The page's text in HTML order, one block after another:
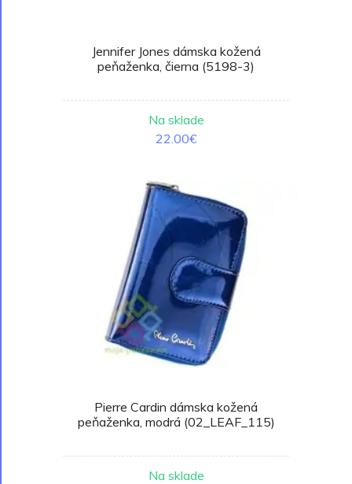
Jennifer Jones dámska kožená
peňaženka, čierna (5198-3)
Na sklade
22.00€
Pierre Cardin dámska kožená
peňaženka, modrá (02_LEAF_115)
Na sklade